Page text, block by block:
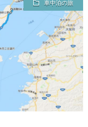
車中泊の旅